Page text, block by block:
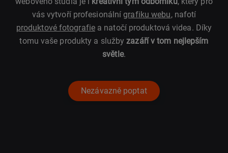
vás vytvoří profesionálnígrafiku webu, nafotí
produktové fotografiea natočí produktová videa. Díky
tomu vaše produkty a službyzazáří v tom nejlepším
světle.
Nezávazně poptat